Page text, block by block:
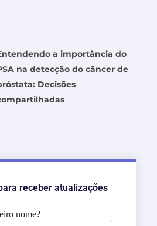
a importância do
na detecção do câncer de
Decisões
receber atualizações